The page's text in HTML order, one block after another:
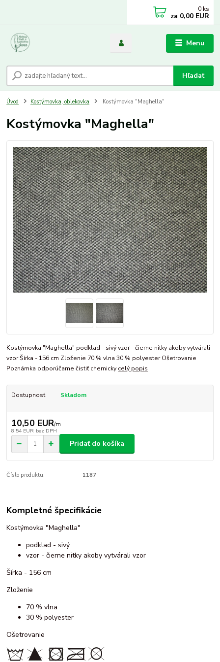
Menu
Hľadať
0 ks
za 0,00 EUR
Úvod Kostýmovka, oblekovka Kostýmovka "Maghella"
Kostýmovka "Maghella"
Kostýmovka "Maghella" podklad - sivý vzor - čierne nitky akoby vytvárali
vzor Šírka - 156 cm Zloženie 70 % vlna 30 % polyester Ošetrovanie
Poznámka odporúčame čistiť chemicky celý popis
Dostupnosť Skladom
10,50 EUR/m
8,54 EUR bez DPH
Pridať do košíka
Číslo produktu: 1187
Kompletné špecifikácie
Kostýmovka "Maghella"
podklad - sivý
vzor - čierne nitky akoby vytvárali vzor
Šírka - 156 cm
Zloženie
70 % vlna
30 % polyester
Ošetrovanie